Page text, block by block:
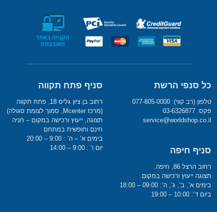
כל סנפי הרשת
טלפון (רב קווי): 077-805-0000
פקס: 03-6326877
service@worldshop.co.il
סניף חיפה
רחוב הרצל 86, חיפה.
תצוגה ייעוץ ורכישה במקום.
בימים א’, ב’, ג’, ה’: 09:00 – 18:00
ביום ד’: 10:00 – 19:00
סניף פתח תקווה
רחוב בן ציון גליס 18, פתח תקווה
(מרכז Mcenter, סמוך לצומת סגולה)
תצוגה, ייעוץ ורכישה במקום – חניה
חינם וחופשית במתחם
בימים א’ – ה’ : 9:00 – 20:00
יום ו’ : 9:00 – 14:00